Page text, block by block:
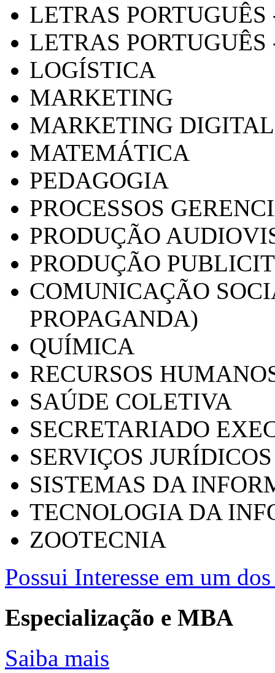
LETRAS
LETRAS PORTUGUÊS
LOGÍSTICA
MARKETING
MARKETING DIGITAL
MATEMÁTICA
PEDAGOGIA
PROCESSOS
PRODUÇÃO
PRODUÇÃO
COMUNICAÇÃO
PROPAGANDA)
QUÍMICA
RECURSOS
SAÚDE COLETIVA
SECRETARIADO
SERVIÇOS
SISTEMAS DA
TECNOLOGIA DA
ZOOTECNIA
Possui Interesse em um
Especialização e MBA
Saiba mais